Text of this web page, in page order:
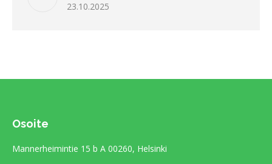
23.10.2025
Osoite
Mannerheimintie 15 b A 00260, Helsinki